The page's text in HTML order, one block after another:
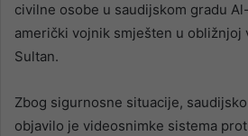
civilne osobe u saudijskom gradu
američki vojnik smješten u obližnjoj
Sultan.
Zbog sigurnosne situacije,
objavilo je videosnimke sistema